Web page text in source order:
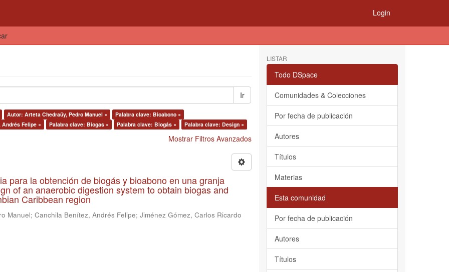
Login
Ir
Autor: Arteta Chedraüy, Pedro Manuel ×
Palabra clave: Bioabono ×
Felipe × Palabra clave: Biogas × Palabra clave: Biogás × Palabra clave: Design ×
Mostrar Filtros Avanzados
para la obtención de biogás y bioabono en una granja
of an anaerobic digestion system to obtain biogas and
Caribbean region
Manuel; Canchila Benítez, Andrés Felipe; Jiménez Gómez, Carlos Ricardo
LISTAR
Todo DSpace
Comunidades & Colecciones
Por fecha de publicación
Autores
Títulos
Materias
Esta comunidad
Por fecha de publicación
Autores
Títulos